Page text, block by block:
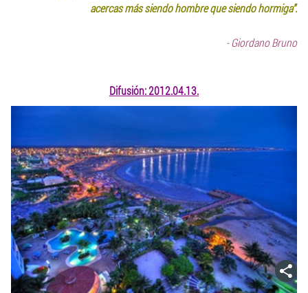
acercas más siendo hombre que siendo hormiga”.
- Giordano Bruno
Difusión: 2012.04.13.